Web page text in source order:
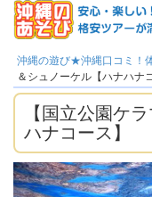
沖縄の遊び★沖縄口コミ！
＆シュノーケル【ハナハナ
【国立公園ケ
ハナコース】